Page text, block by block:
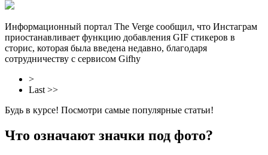
Информационный портал The Verge сообщил, что Инстаграм
приостанавливает функцию добавления GIF стикеров в
сторис, которая была введена недавно, благодаря
сотрудничеству с сервисом Gifhy
>
Last >>
Будь в курсе! Посмотри самые популярные статьи!
Что означают значки под фото?